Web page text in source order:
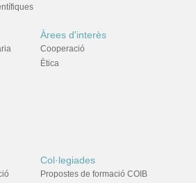
Àrees d'interès
Cooperació
Ètica
Col·legiades
Propostes de formació COIB